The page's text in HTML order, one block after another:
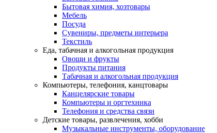
Бытовая химия, хозтовары
Мебель
Посуда
Сувениры, предметы интерьера
Текстиль
Еда, табачная и алкогольная продукция
Овощи и фрукты
Продукты питания
Табачная и алкогольная продукция
Компьютеры, телефония, канцтовары
Канцелярские товары
Компьютеры и оргтехника
Телефония и средства связи
Детские товары, развлечения, хобби
Музыкальные инструменты, оборудование